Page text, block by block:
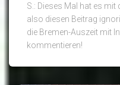
S.: Dieses Mal hat es
also diesen Beitrag
die Bremen-Auszeit mit
kommentieren!